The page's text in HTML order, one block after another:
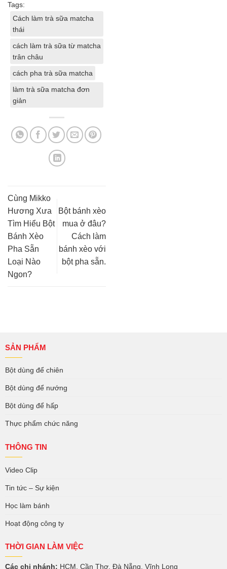
Tags:
Cách làm trà sữa matcha
thái
cách làm trà sữa từ matcha
trân châu
cách pha trà sữa matcha
làm trà sữa matcha đơn
giản
Cùng Mikko
Hương Xưa
Tìm Hiểu Bột
Bánh Xèo
Pha Sẵn
Loại Nào
Ngon?
Bột bánh xèo
mua ở đâu?
Cách làm
bánh xèo với
bột pha sẵn.
SẢN PHẨM
Bột dùng để chiên
Bột dùng để nướng
Bột dùng để hấp
Thực phẩm chức năng
THÔNG TIN
Video Clip
Tin tức – Sự kiện
Học làm bánh
Hoạt động công ty
THỜI GIAN LÀM VIỆC
Các chi nhánh: HCM, Cần Thơ, Đà Nẵng, Vĩnh Long